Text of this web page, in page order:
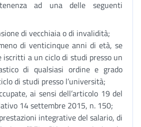
ad una delle seguenti
di vecchiaia o di invalidità;
di venticinque anni di età, se
iscritti a un ciclo di studi presso un
di qualsiasi ordine e grado
di studi presso l’università;
ai sensi dell’articolo 19 del
14 settembre 2015, n. 150;
integrative del salario, di